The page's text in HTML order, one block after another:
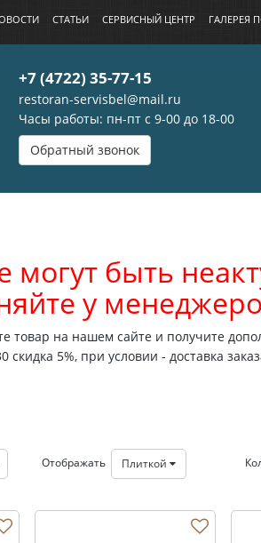
СТАТЬИ СЕРВИСНЫЙ ЦЕНТР ГАЛЕРЕЯ
+7 (4722) 35-77-15
restoran-servisbel@mail.ru
Часы работы: пн-пт с 9-00 до 18-00
Обратный звонок
могут быть
у
товар на нашем сайте и получите
скидка 5%, при условии - доставка
Отображать Плиткой